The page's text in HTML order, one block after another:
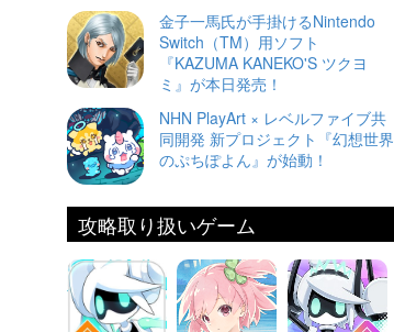
金子一馬氏が手掛けるNintendo
Switch（TM）用ソフト
『KAZUMA KANEKO'S ツクヨ
ミ』が本日発売！
NHN PlayArt × レベルファイブ共
同開発 新プロジェクト『幻想世界
のぷちぽよん』が始動！
攻略取り扱いゲーム